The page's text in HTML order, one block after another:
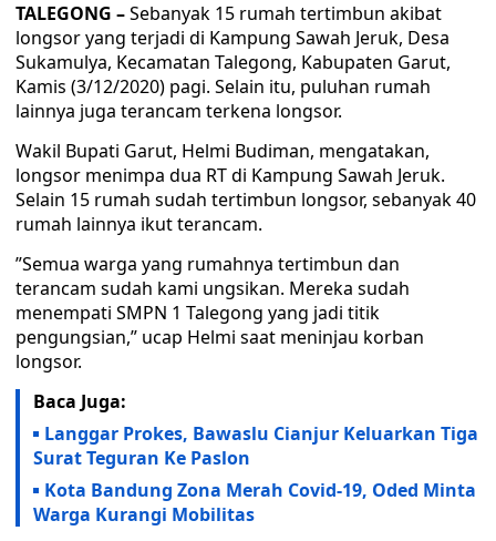
TALEGONG –Sebanyak 15 rumah tertimbun akibat
longsor yang terjadi di Kampung Sawah Jeruk, Desa
Sukamulya, Kecamatan Talegong, Kabupaten Garut,
Kamis (3/12/2020) pagi. Selain itu, puluhan rumah
lainnya juga terancam terkena longsor.
Wakil Bupati Garut, Helmi Budiman, mengatakan,
longsor menimpa dua RT di Kampung Sawah Jeruk.
Selain 15 rumah sudah tertimbun longsor, sebanyak 40
rumah lainnya ikut terancam.
”Semua warga yang rumahnya tertimbun dan
terancam sudah kami ungsikan. Mereka sudah
menempati SMPN 1 Talegong yang jadi titik
pengungsian,” ucap Helmi saat meninjau korban
longsor.
Baca Juga:
Langgar Prokes, Bawaslu Cianjur Keluarkan Tiga
Surat Teguran Ke Paslon
Kota Bandung Zona Merah Covid-19, Oded Minta
Warga Kurangi Mobilitas